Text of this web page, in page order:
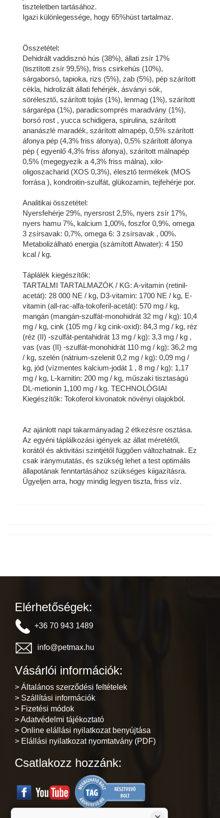
tiszteletben tartásához.
Igazi különlegessége, hogy 65%húst tartalmaz.
Összetétel:
Dehidrált vaddisznó hús (38%), állati zsír 17%
(tisztított zsír 99,5%), friss csirkehús (10%),
sárgaborsó, tapioka, rizs (5%), zab (5%), pép szárított
cékla, hidrolizált állati fehérjék, ásványi sók,
sörélesztő, szárított tojás (1%), lenmag (1%), szárított
sárgarépa (1%), paradicsomprés maradvány (1%),
borsó rost , yucca schidigera, spirulina, szárított
ananászlé maradék, szárított almapép, 0,5% szárított
áfonya pép (4,3% friss áfonya), 0,5% szárított áfonya
pép ( egyenlő 4,3% friss áfonya), szárított málnapép
0,5% (megegyezik a 4,3% friss málna), xilo-
oligoszacharid (XOS 0,3%), élesztő termékek (MOS
forrása ), kondroitin-szulfát, glükozamin, tejfehérje por.
Analitikai összetétel:
Nyersfehérje 29%, nyersrost 2,5%, nyers zsír 17%,
nyers hamu 7%, kalcium 1,00%, foszfor 0,9%, omega
3 zsírsavak: 0,7%, omega 6: 3 zsírsavak , 00%.
Metabolizálható energia (számított Atwater): 4 150
kcal / kg.
Táplálék kiegészítők:
TARTALMI TARTALMAZÓK / KG: A-vitamin (retinil-
acetát): 28 000 NE / kg, D3-vitamin: 1700 NE / kg, E-
vitamin (all-rac-alfa-tokoferil-acetát): 570 mg / kg,
mangán (mangán-szulfát-monohidrát 32 mg / kg): 10,4
mg / kg, cink (105 mg / kg cink-oxid): 84,3 mg / kg, réz
(réz (II) -szulfát-pentahidrát 13 mg / kg): 3,3 mg / kg ,
vas (vas (II) -szulfát-monohidrát 110 mg / kg): 36,2 mg
/ kg, szelén (nátrium-szelenit 0,2 mg / kg): 0,09 mg /
kg, jód (vízmentes kalcium-jodát 1 , 8 mg / kg): 1,17
mg / kg, L-karnitin: 200 mg / kg, műszaki tisztaságú
DL-metionin 1,100 mg / kg. TECHNOLÓGIAI
Kiegészítők: Tokoferol kivonatok növényi olajokból.
Az ajánlott napi takarmányadag 2 étkezésre osztása.
Az egyéni táplálkozási igények az állat méretétől,
korától és aktivitási szintjétől függően változhatnak. Ez
csak iránymutatás, és szükség lehet a test optimális
állapotának fenntartásához szükséges kiigazításra.
Ügyeljen arra, hogy mindig legyen tiszta, friss víz.
Elérhetőségek:
+36 70 943 1489
info@petmax.hu
Vásárlói információk:
> Általános szerződési feltételek
> Szállítási információk
> Fizetési módok
> Adatvédelmi tájékoztató
> Online elállási nyilatkozat benyújtása
> Elállási nyilatkozat nyomtatvány (PDF)
Csatlakozz hozzánk: